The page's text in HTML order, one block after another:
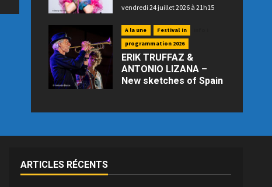
vendredi 24 juillet 2026 à 21h15
deuxième partie
A la une Festival In
programmation 2026
ERIK TRUFFAZ &
ANTONIO LIZANA –
New sketches of Spain
ARTICLES RÉCENTS